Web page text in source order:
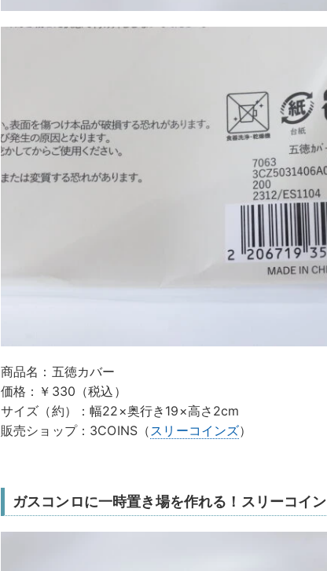
商品名：五徳カバー
価格：￥330（税込）
サイズ（約）：幅22×奥行き19×高さ2cm
販売ショップ：3COINS（スリーコインズ）
ガスコンロに一時置き場を作れる！スリーコイ